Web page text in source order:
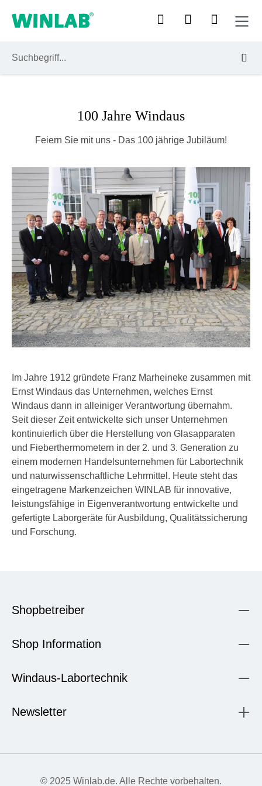
100 Jahre Windaus
Feiern Sie mit uns - Das 100 jährige Jubiläum!
Im Jahre 1912 gründete Franz Marheineke zusammen mit
Ernst Windaus das Unternehmen, welches Ernst
Windaus dann in alleiniger Verantwortung übernahm.
Seit dieser Zeit entwickelte sich unser Unternehmen
kontinuierlich über die Herstellung von Glasapparaten
und Fieberthermometern in der 2. und 3. Generation zu
einem modernen Handelsunternehmen für Labortechnik
und naturwissenschaftliche Lehrmittel. Heute steht das
eingetragene Markenzeichen WINLAB für innovative,
leistungsfähige in Eigenverantwortung entwickelte und
gefertigte Laborgeräte für Ausbildung, Qualitätssicherung
und Forschung.
Shopbetreiber
Shop Information
Windaus-Labortechnik
Newsletter
© 2025 Winlab.de. Alle Rechte vorbehalten.